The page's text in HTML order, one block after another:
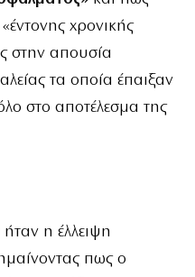
χρονικής
στην απουσία
τα οποία έπαιξαν
στο αποτέλεσμα της
η έλλειψη
πως ο